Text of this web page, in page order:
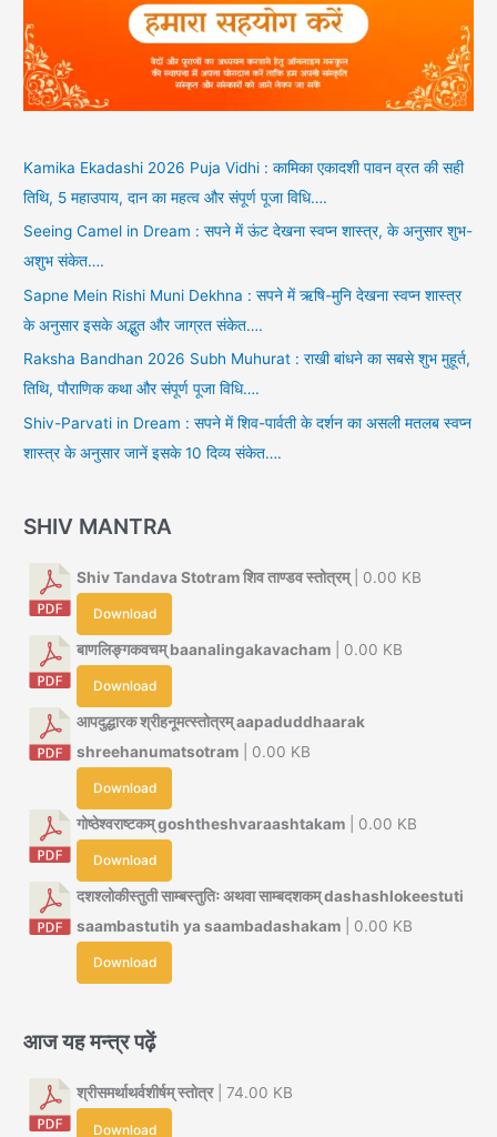
Kamika Ekadashi 2026 Puja Vidhi : कामिका एकादशी पावन व्रत की सही
तिथि, 5 महाउपाय, दान का महत्व और संपूर्ण पूजा विधि….
Seeing Camel in Dream : सपने में ऊंट देखना स्वप्न शास्त्र, के अनुसार शुभ-
अशुभ संकेत….
Sapne Mein Rishi Muni Dekhna : सपने में ऋषि-मुनि देखना स्वप्न शास्त्र
के अनुसार इसके अद्भुत और जाग्रत संकेत….
Raksha Bandhan 2026 Subh Muhurat : राखी बांधने का सबसे शुभ मुहूर्त,
तिथि, पौराणिक कथा और संपूर्ण पूजा विधि….
Shiv-Parvati in Dream : सपने में शिव-पार्वती के दर्शन का असली मतलब स्वप्न
शास्त्र के अनुसार जानें इसके 10 दिव्य संकेत….
SHIV MANTRA
Shiv Tandava Stotram शिव ताण्डव स्तोत्रम्| 0.00 KB
Download
बाणलिङ्गकवचम् baanalingakavacham | 0.00 KB
Download
आपदुद्धारक श्रीहनूमत्स्तोत्रम् aapaduddhaarak
shreehanumatsotram | 0.00 KB
Download
गोष्ठेश्वराष्टकम् goshtheshvaraashtakam | 0.00 KB
Download
दशश्लोकीस्तुती साम्बस्तुतिः अथवा साम्बदशकम् dashashlokeestuti
saambastutih ya saambadashakam | 0.00 KB
Download
आज यह मन्त्र पढ़ें
श्रीसमर्थाथर्वशीर्षम् स्तोत्र| 74.00 KB
Download